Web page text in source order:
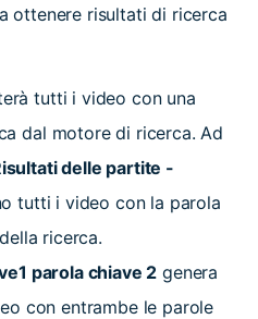
ottenere risultati di ricerca
tutti i video con una
dal motore di ricerca. Ad
delle partite -
tutti i video con la parola
ricerca.
parola chiave 2 genera
con entrambe le parole